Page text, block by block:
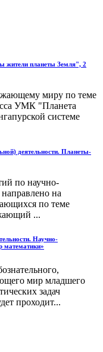
планеты Земля", 2
миру по теме
УМК "Планета
системе
деятельности. Планеты-
по научно-
направлено на
по теме
...
Научно-
математики»
мир младшего
задач
проходит...